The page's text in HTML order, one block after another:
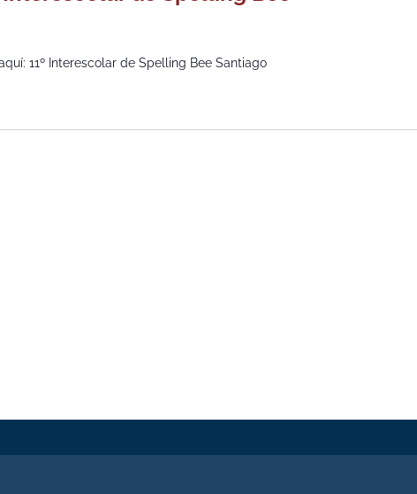
11º Interescolar de Spelling Bee Santiago